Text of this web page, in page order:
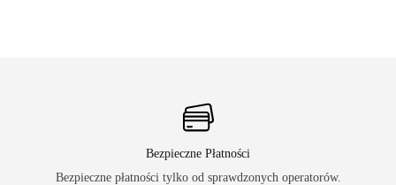
Bezpieczne Płatności
Bezpieczne płatności tylko od sprawdzonych operatorów.